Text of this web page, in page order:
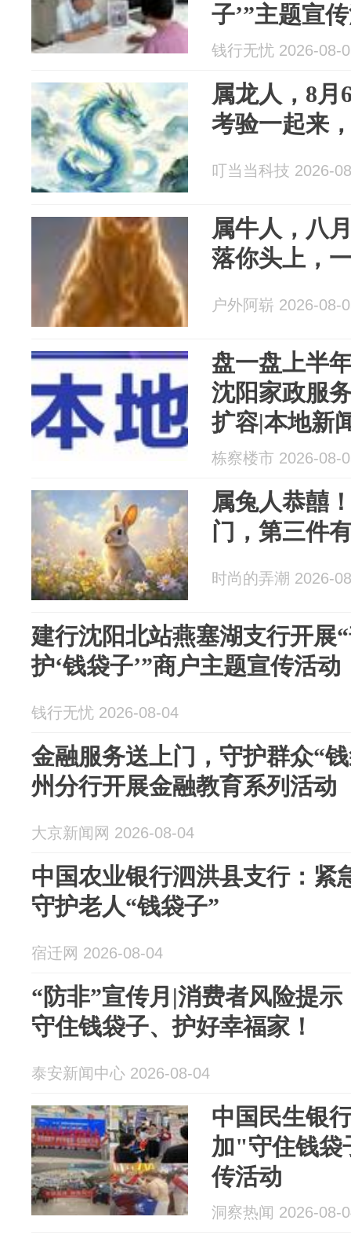
子’”主题宣
钱行无忧 2026-08-
属龙人，8月
考验一起来
叮当当科技 2026-
属牛人，八
落你头上，
户外阿崭 2026-08-
盘一盘上半
沈阳家政服
扩容|本地新
栋察楼市 2026-08-
属兔人恭囍
门，第三件
时尚的弄潮 2026-
建行沈阳北站燕塞湖支行开展
护‘钱袋子’”商户主题宣传活动
钱行无忧 2026-08-04
金融服务送上门，守护群众“
州分行开展金融教育系列活动
大京新闻网 2026-08-04
中国农业银行泗洪县支行：紧
守护老人“钱袋子”
宿迁网 2026-08-04
“防非”宣传月|消费者风险提
守住钱袋子、护好幸福家！
泰安新闻中心 2026-08-04
中国民生银
加"守住钱袋
传活动
洞察热闻 2026-08-